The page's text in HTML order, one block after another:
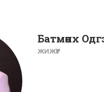
Батмөнх
ЖИЖҮҮР